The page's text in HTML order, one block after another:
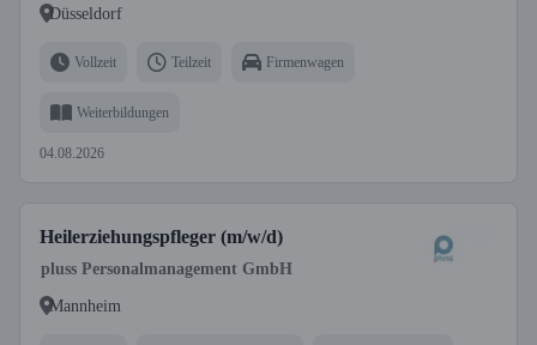
Düsseldorf
Vollzeit Teilzeit Firmenwagen
Weiterbildungen
04.08.2026
Heilerziehungspfleger (m/w/d)
pluss Personalmanagement GmbH
Mannheim